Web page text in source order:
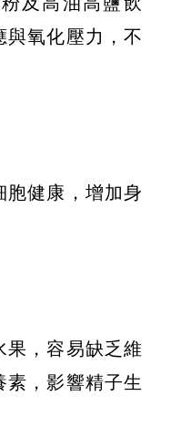
與氧化壓力，不
胞健康，增加身
果，容易缺乏維
素，影響精子生